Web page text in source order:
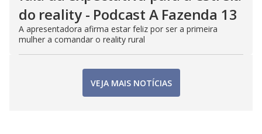
do reality - Podcast A Fazenda 13
A apresentadora afirma estar feliz por ser a primeira
mulher a comandar o reality rural
VEJA MAIS NOTÍCIAS